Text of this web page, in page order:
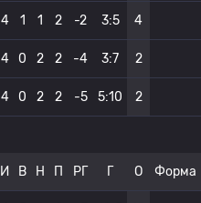
4 1 1 2 -2 3:5 4
4 0 2 2 -4 3:7 2
4 0 2 2 -5 5:10 2
И В Н П РГ Г О Форма